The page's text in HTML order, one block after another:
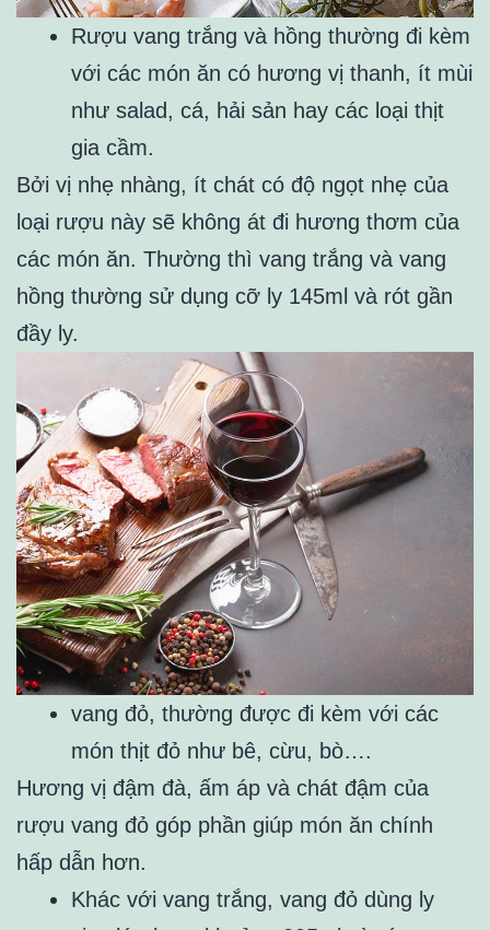
Rượu vang trắng và hồng thường đi kèm
với các món ăn có hương vị thanh, ít mùi
như salad, cá, hải sản hay các loại thịt
gia cầm.
Bởi vị nhẹ nhàng, ít chát có độ ngọt nhẹ của
loại rượu này sẽ không át đi hương thơm của
các món ăn. Thường thì vang trắng và vang
hồng thường sử dụng cỡ ly 145ml và rót gần
đầy ly.
vang đỏ, thường được đi kèm với các
món thịt đỏ như bê, cừu, bò….
Hương vị đậm đà, ấm áp và chát đậm của
rượu vang đỏ góp phần giúp món ăn chính
hấp dẫn hơn.
Khác với vang trắng, vang đỏ dùng ly